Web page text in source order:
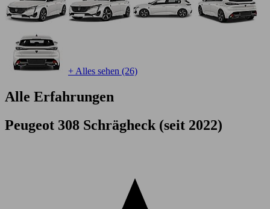
+ Alles sehen (26)
Alle Erfahrungen
Peugeot 308 Schrägheck (seit 2022)